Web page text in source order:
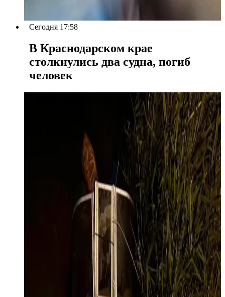
Сегодня 17:58
В Краснодарском крае
столкнулись два судна, погиб
человек